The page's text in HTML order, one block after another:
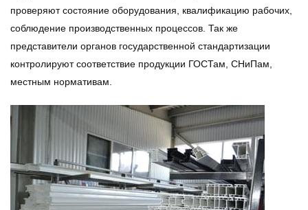
проверяют состояние оборудования, квалификацию рабочих,
соблюдение производственных процессов. Так же
представители органов государственной стандартизации
контролируют соответствие продукции ГОСТам, СНиПам,
местным нормативам.